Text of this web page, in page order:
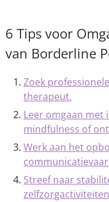
6 Tips voor
van Borderline
Zoek
therapeut.
Leer omgaan met
mindfulness of
Werk aan het
Streef naar